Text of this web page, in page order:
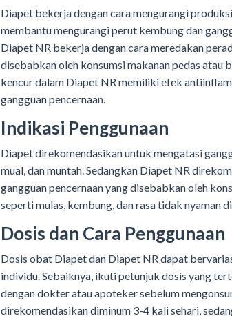
Diapet bekerja dengan cara mengurangi
membantu mengurangi perut kembung dan
Diapet NR bekerja dengan cara meredakan
disebabkan oleh konsumsi makanan pedas atau
kencur dalam Diapet NR memiliki efek
gangguan pencernaan.
Indikasi Penggunaan
Diapet direkomendasikan untuk mengatasi
mual, dan muntah. Sedangkan Diapet NR
gangguan pencernaan yang disebabkan oleh
seperti mulas, kembung, dan rasa tidak nyaman
Dosis dan Cara Penggunaan
Dosis obat Diapet dan Diapet NR dapat
individu. Sebaiknya, ikuti petunjuk dosis yang
dengan dokter atau apoteker sebelum
direkomendasikan diminum 3-4 kali sehari,